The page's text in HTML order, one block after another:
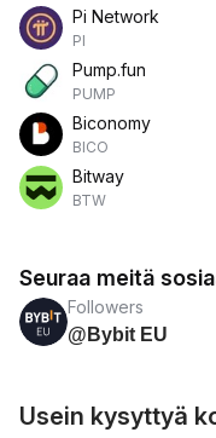
Pi Network
PI
Pump.fun
PUMP
Biconomy
BICO
Bitway
BTW
Seuraa meitä
Followers
@Bybit EU
Usein kysyttyä